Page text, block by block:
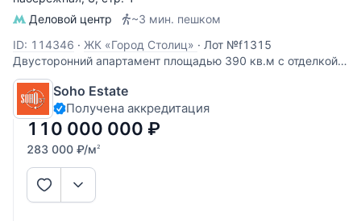
Деловой центр
~3 мин. пешком
ID: 114346 · ЖК «Город Столиц» · Лот №f1315
Двусторонний апартамент площадью 390 кв.м с отделкой
из них терраса 170 кв.м. с коэф 0,3 (жилая площадь 220
кв.м.) Виды из окон на город. По планировке: зона кухни -
гостиной, спальня с ванной комнатой и тремя
гардеробными, спальня со
Soho Estate
Получена аккредитация
110 000 000 ₽
283 000 ₽/м2